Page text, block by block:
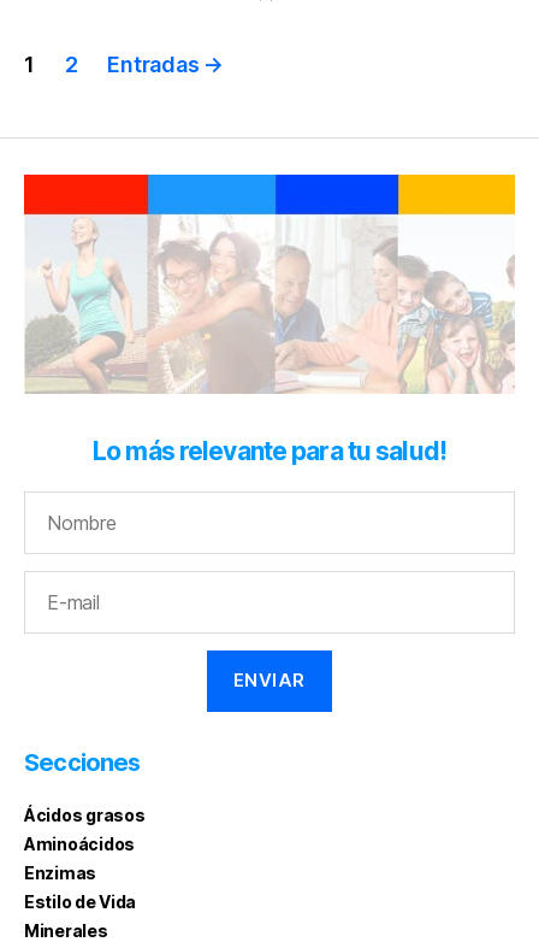
Paginación
entradas
1 2 Entradas →
Lo más relevante para tu salud!
Secciones
Ácidos grasos
Aminoácidos
Enzimas
Estilo de Vida
Minerales